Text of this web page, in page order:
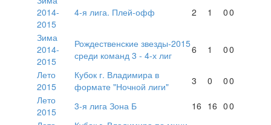
2014-
2015
4-я лига. Плей-офф 2 1 00
Зима
2014-
2015
Рождественские звезды-2015
среди команд 3 - 4-х лиг
6 1 00
Лето
2015
Кубок г. Владимира в
формате "Ночной лиги"
3 0 00
Лето
2015
3-я лига Зона Б 16 16 00